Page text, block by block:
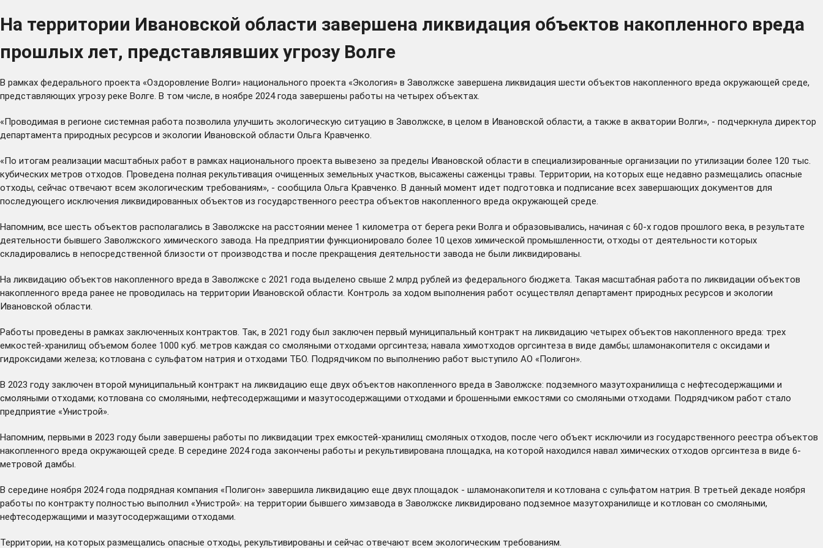
На территории Ивановской области завершена ликвидация объектов накопленного вреда
прошлых лет, представлявших угрозу Волге
В рамках федерального проекта «Оздоровление Волги» национального проекта «Экология» в Заволжске завершена ликвидация шести объектов накопленного вреда окружающей среде,
представляющих угрозу реке Волге. В том числе, в ноябре 2024 года завершены работы на четырех объектах.
«Проводимая в регионе системная работа позволила улучшить экологическую ситуацию в Заволжске, в целом в Ивановской области, а также в акватории Волги», - подчеркнула директор
департамента природных ресурсов и экологии Ивановской области Ольга Кравченко.
«По итогам реализации масштабных работ в рамках национального проекта вывезено за пределы Ивановской области в специализированные организации по утилизации более 120 тыс.
кубических метров отходов. Проведена полная рекультивация очищенных земельных участков, высажены саженцы травы. Территории, на которых еще недавно размещались опасные
отходы, сейчас отвечают всем экологическим требованиям», - сообщила Ольга Кравченко. В данный момент идет подготовка и подписание всех завершающих документов для
последующего исключения ликвидированных объектов из государственного реестра объектов накопленного вреда окружающей среде.
Напомним, все шесть объектов располагались в Заволжске на расстоянии менее 1 километра от берега реки Волга и образовывались, начиная с 60-х годов прошлого века, в результате
деятельности бывшего Заволжского химического завода. На предприятии функционировало более 10 цехов химической промышленности, отходы от деятельности которых
складировались в непосредственной близости от производства и после прекращения деятельности завода не были ликвидированы.
На ликвидацию объектов накопленного вреда в Заволжске с 2021 года выделено свыше 2 млрд рублей из федерального бюджета. Такая масштабная работа по ликвидации объектов
накопленного вреда ранее не проводилась на территории Ивановской области. Контроль за ходом выполнения работ осуществлял департамент природных ресурсов и экологии
Ивановской области.
Работы проведены в рамках заключенных контрактов. Так, в 2021 году был заключен первый муниципальный контракт на ликвидацию четырех объектов накопленного вреда: трех
емкостей-хранилищ объемом более 1000 куб. метров каждая со смоляными отходами оргсинтеза; навала химотходов оргсинтеза в виде дамбы; шламонакопителя с оксидами и
гидроксидами железа; котлована с сульфатом натрия и отходами ТБО. Подрядчиком по выполнению работ выступило АО «Полигон».
В 2023 году заключен второй муниципальный контракт на ликвидацию еще двух объектов накопленного вреда в Заволжске: подземного мазутохранилища с нефтесодержащими и
смоляными отходами; котлована со смоляными, нефтесодержащими и мазутосодержащими отходами и брошенными емкостями со смоляными отходами. Подрядчиком работ стало
предприятие «Унистрой».
Напомним, первыми в 2023 году были завершены работы по ликвидации трех емкостей-хранилищ смоляных отходов, после чего объект исключили из государственного реестра объектов
накопленного вреда окружающей среде. В середине 2024 года закончены работы и рекультивирована площадка, на которой находился навал химических отходов оргсинтеза в виде 6-
метровой дамбы.
В середине ноября 2024 года подрядная компания «Полигон» завершила ликвидацию еще двух площадок - шламонакопителя и котлована с сульфатом натрия. В третьей декаде ноября
работы по контракту полностью выполнил «Унистрой»: на территории бывшего химзавода в Заволжске ликвидировано подземное мазутохранилище и котлован со смоляными,
нефтесодержащими и мазутосодержащими отходами.
Территории, на которых размещались опасные отходы, рекультивированы и сейчас отвечают всем экологическим требованиям.